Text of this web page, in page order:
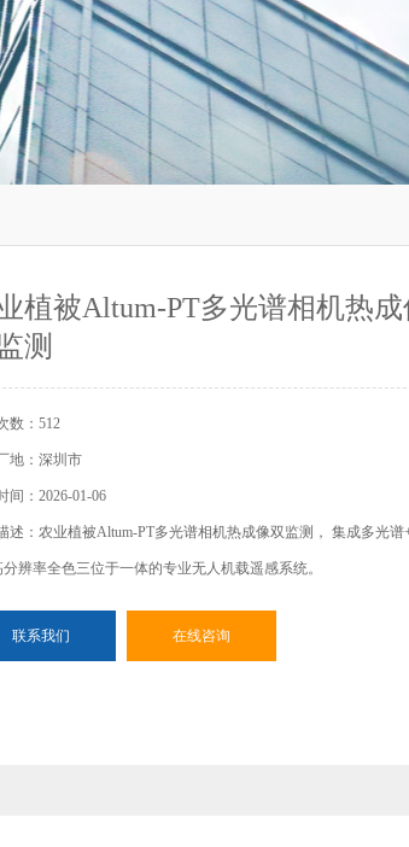
植被Altum-PT多光谱相机热成
测
数：512
地：深圳市
间：2026-01-06
述：农业植被Altum-PT多光谱相机热成像双监测， 集成多光谱
辨率全色三位于一体的专业无人机载遥感系统。
联系我们 在线咨询